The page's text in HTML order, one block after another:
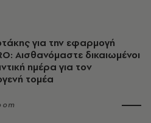
για την εφαρμογή
Αισθανόμαστε δικαιωμένοι
ημέρα για τον
τομέα